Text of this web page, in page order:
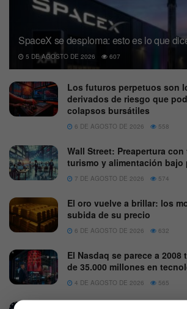
SpaceX se desploma: esto es lo que
5 DE AGOSTO DE 2026 607
Los futuros perpetuos son
derivados de riesgo que
colapsos bursátiles
6 DE AGOSTO DE 2026 558
Wall Street: Preapertura
turismo y alimentación bajo
7 DE AGOSTO DE 2026 574
El oro vuelve a brillar: los
subida de su precio
6 DE AGOSTO DE 2026 632
El Nasdaq se parece a
de 35.000 millones en
4 DE AGOSTO DE 2026 565